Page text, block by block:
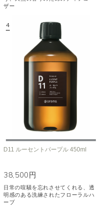
ザー
D11 ルーセントパープル 450ml
38,500円
日常の喧騒を忘れさせてくれる、透
明感のある洗練されたフローラルハ
ーブ